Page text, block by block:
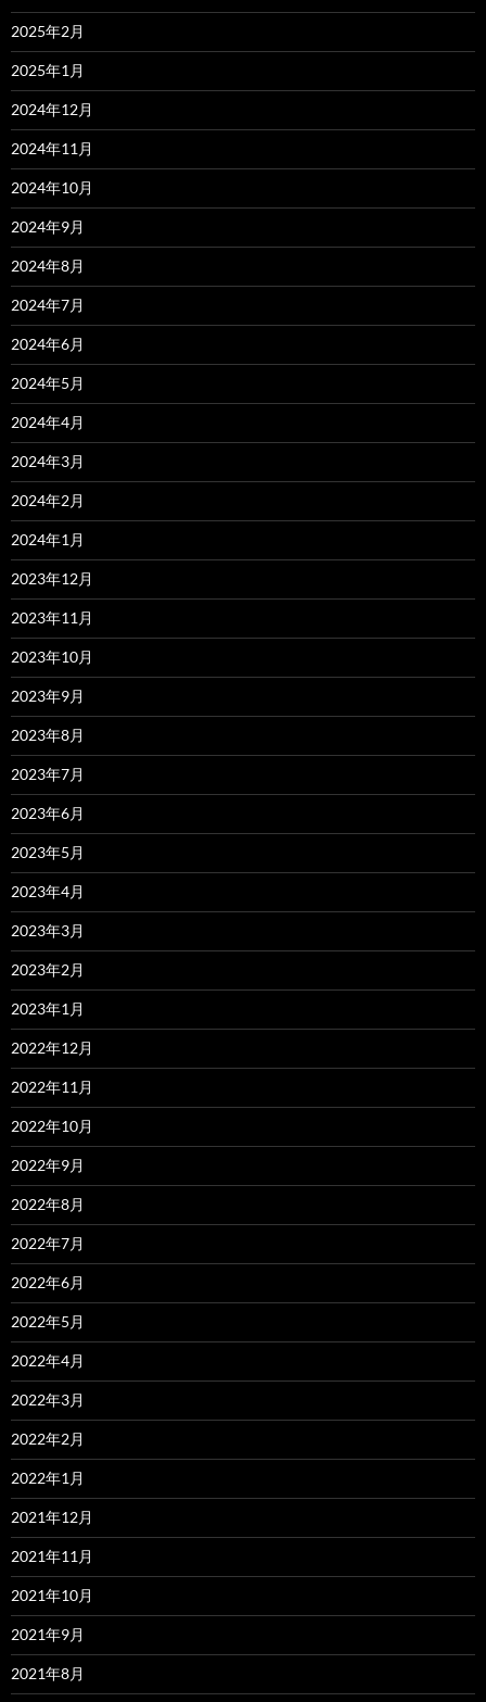
2025年2月
2025年1月
2024年12月
2024年11月
2024年10月
2024年9月
2024年8月
2024年7月
2024年6月
2024年5月
2024年4月
2024年3月
2024年2月
2024年1月
2023年12月
2023年11月
2023年10月
2023年9月
2023年8月
2023年7月
2023年6月
2023年5月
2023年4月
2023年3月
2023年2月
2023年1月
2022年12月
2022年11月
2022年10月
2022年9月
2022年8月
2022年7月
2022年6月
2022年5月
2022年4月
2022年3月
2022年2月
2022年1月
2021年12月
2021年11月
2021年10月
2021年9月
2021年8月